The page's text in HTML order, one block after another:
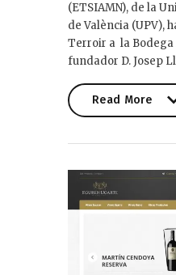
(ETSIAMN), de la
de València (UPV),
Terroir a la Bodega
fundador D. Josep
Read More